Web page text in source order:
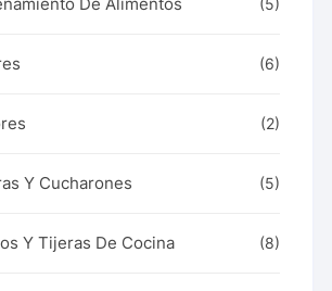
De Alimentos (5)
(6)
(2)
Y Cucharones (5)
Y Tijeras De Cocina (8)